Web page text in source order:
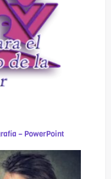
– PowerPoint